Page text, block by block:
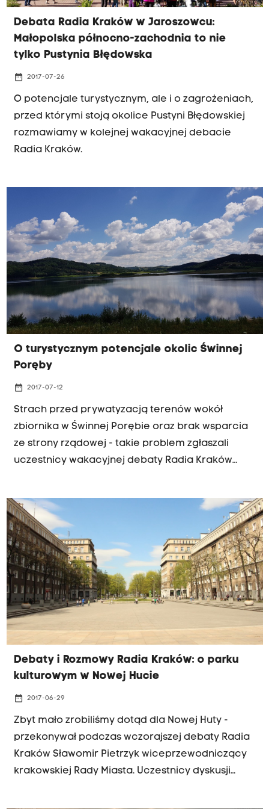
Zarządu Zieleni Miejskiej w Krakowie, a także
radni miejscy Anna Szybist z PO i Włodzimierz
Pietrus z PIS.
Debata Radia Kraków w Jaroszowcu:
Małopolska północno-zachodnia to nie
tylko Pustynia Błędowska
date_range 2017-07-26
O potencjale turystycznym, ale i o zagrożeniach,
przed którymi stoją okolice Pustyni Błędowskiej
rozmawiamy w kolejnej wakacyjnej debacie
Radia Kraków.
O turystycznym potencjale okolic Świnnej
Poręby
date_range 2017-07-12
Strach przed prywatyzacją terenów wokół
zbiornika w Świnnej Porębie oraz brak wsparcia
ze strony rządowej - takie problem zgłaszali
uczestnicy wakacyjnej debaty Radia Kraków
Mucharza, Zembrzyc oraz powiatu
wadowickiego: starosta wadowicki Bartosz
Kaliński, wójt Mucharza Wacław Wądolny, wójt
Zembrzyc Łukasz Palarski oraz poseł Józef
Brynkus.
Debaty i Rozmowy Radia Kraków: o parku
kulturowym w Nowej Hucie
date_range 2017-06-29
Zbyt mało zrobiliśmy dotąd dla Nowej Huty -
przekonywał podczas wczorajszej debaty Radia
Kraków Sławomir Pietrzyk wiceprzewodniczący
krakowskiej Rady Miasta. Uczestnicy dyskusji